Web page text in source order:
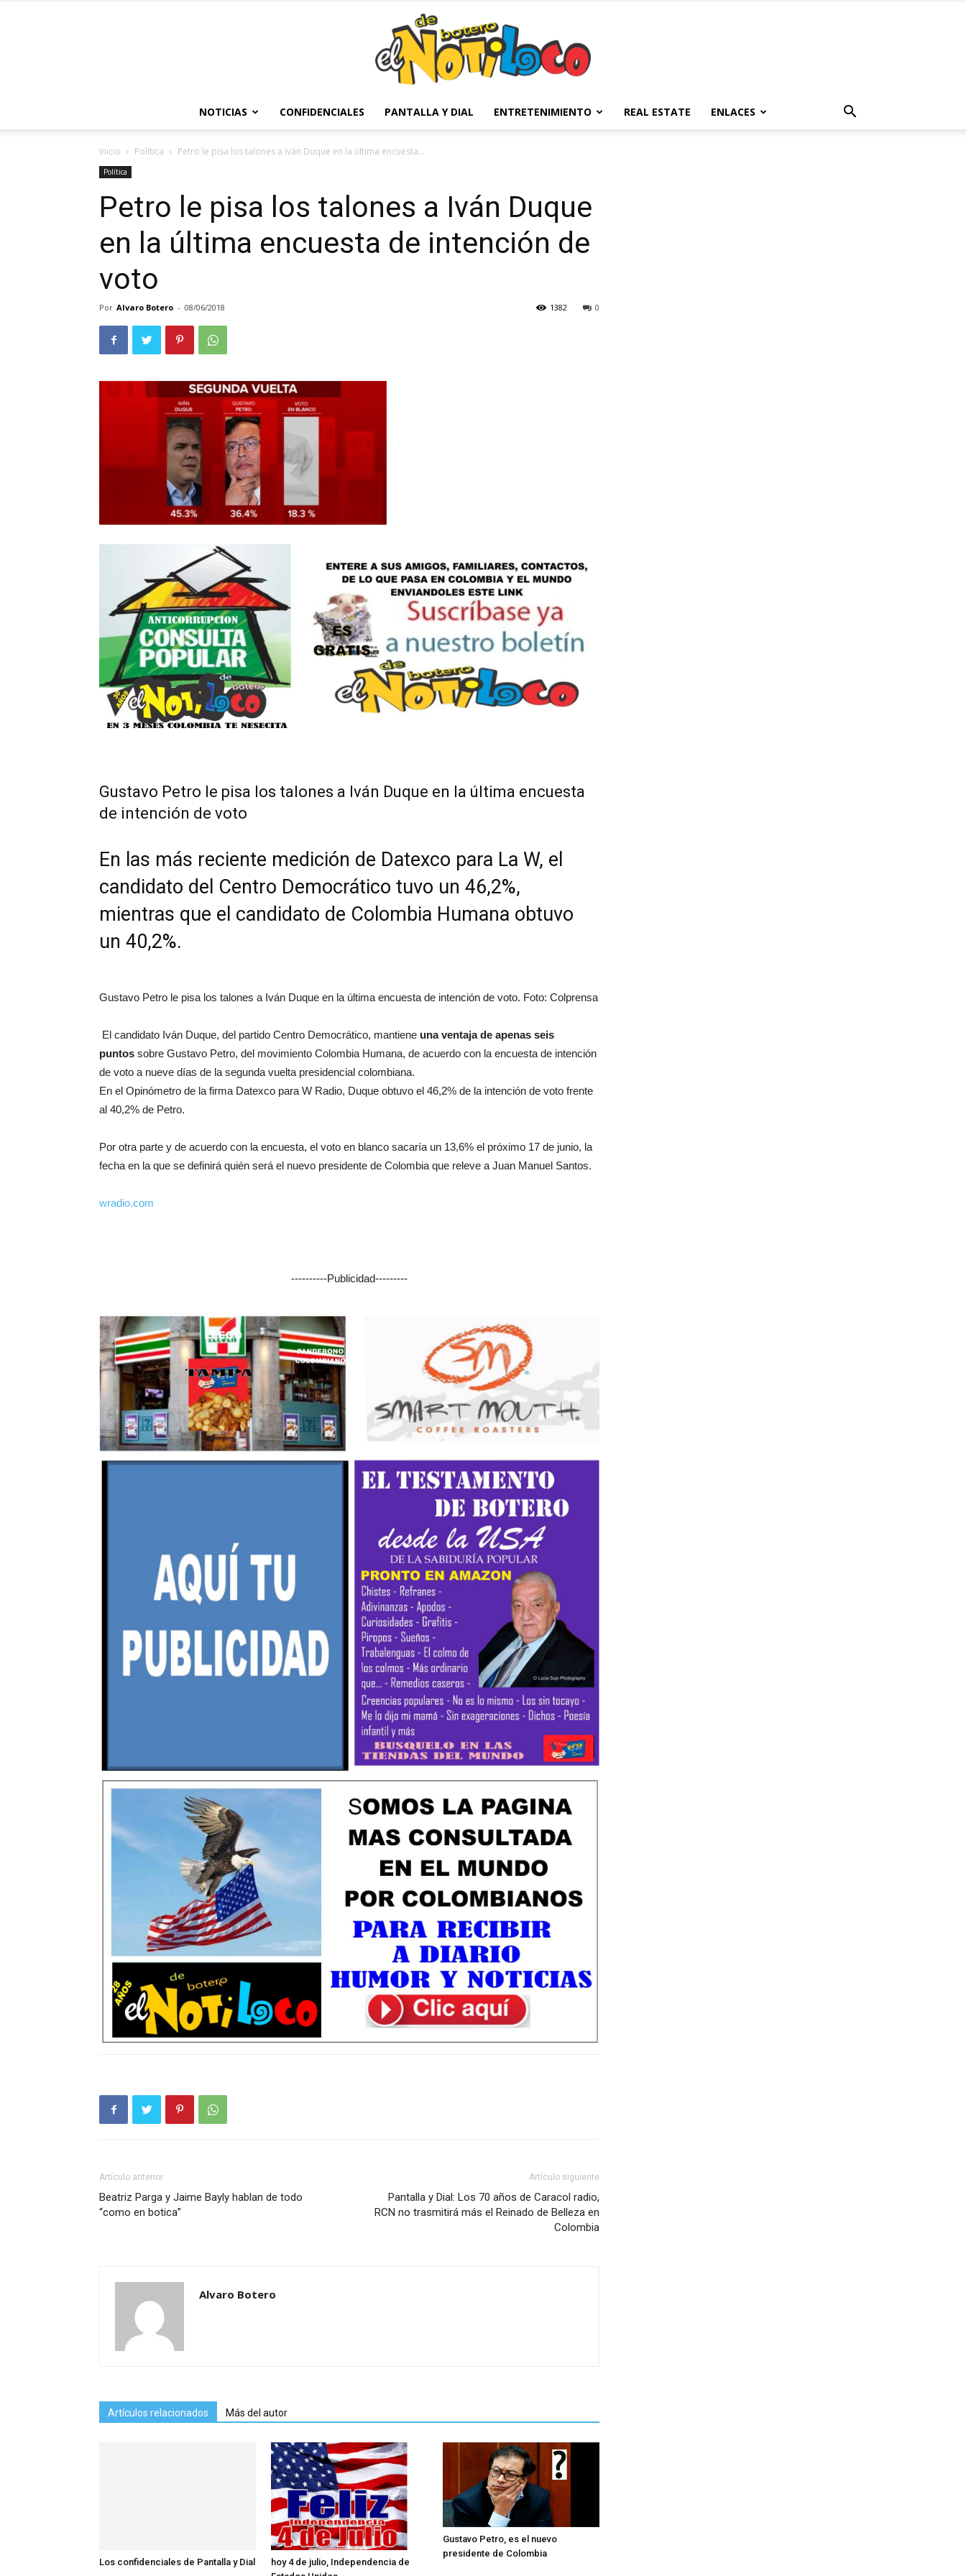
NOTICIAS CONFIDENCIALES PANTALLA Y DIAL ENTRETENIMIENTO REAL ESTATE ENLACES
Inicio Política Petro le pisa los talones a Iván Duque en la última encuesta...
Política
Petro le pisa los talones a Iván Duque
en la última encuesta de intención de
voto
Por Alvaro Botero - 08/06/2018 0
1382
Gustavo Petro le pisa los talones a Iván Duque en la última encuesta
de intención de voto
En las más reciente medición de Datexco para La W, el
candidato del Centro Democrático tuvo un 46,2%,
mientras que el candidato de Colombia Humana obtuvo
un 40,2%.
Gustavo Petro le pisa los talones a Iván Duque en la última encuesta de intención de voto. Foto: Colprensa
El candidato Iván Duque, del partido Centro Democrático, mantiene una ventaja de apenas seis
puntos sobre Gustavo Petro, del movimiento Colombia Humana, de acuerdo con la encuesta de intención
de voto a nueve días de la segunda vuelta presidencial colombiana.
En el Opinómetro de la firma Datexco para W Radio, Duque obtuvo el 46,2% de la intención de voto frente
al 40,2% de Petro.
Por otra parte y de acuerdo con la encuesta, el voto en blanco sacaría un 13,6% el próximo 17 de junio, la
fecha en la que se definirá quién será el nuevo presidente de Colombia que releve a Juan Manuel Santos.
wradio.com
----------Publicidad---------
Artículo anterior
Beatriz Parga y Jaime Bayly hablan de todo
“como en botica”
Artículo siguiente
Pantalla y Dial: Los 70 años de Caracol radio,
RCN no trasmitirá más el Reinado de Belleza en
Colombia
Alvaro Botero
Artículos relacionados Más del autor
Los confidenciales de Pantalla y Dial
hoy 4 de julio, Independencia de
Gustavo Petro, es el nuevo
presidente de Colombia